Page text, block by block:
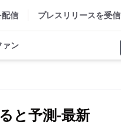
配信 プレスリリースを受信
ァン
と予測-最新